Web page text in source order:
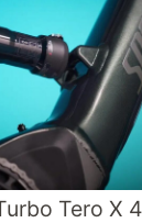
Tero X